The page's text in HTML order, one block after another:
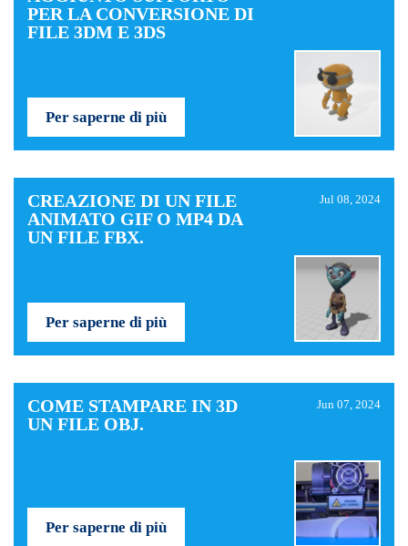
PER LA CONVERSIONE DI
FILE 3DM E 3DS
Per saperne di più
CREAZIONE DI UN FILE
ANIMATO GIF O MP4 DA
UN FILE FBX.
Jul 08, 2024
Per saperne di più
COME STAMPARE IN 3D
UN FILE OBJ.
Jun 07, 2024
Per saperne di più